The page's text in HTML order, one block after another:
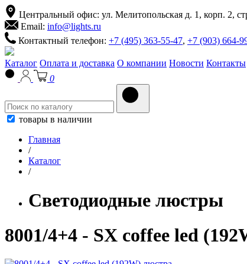
Центральный офис: ул. Мелитопольская д. 1, корп. 2,
Email: info@lights.ru
Контактный телефон: +7 (495) 363-55-47, +7 (903) 664-
Каталог Оплата и доставка О компании Новости Контакты
0
товары в наличии
Главная
/
Каталог
/
Светодиодные люстры
8001/4+4 - SX coffee led